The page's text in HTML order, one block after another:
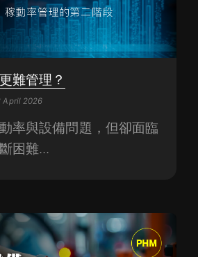
難管理？
April 2026
率與設備問題，但卻面臨
困難...